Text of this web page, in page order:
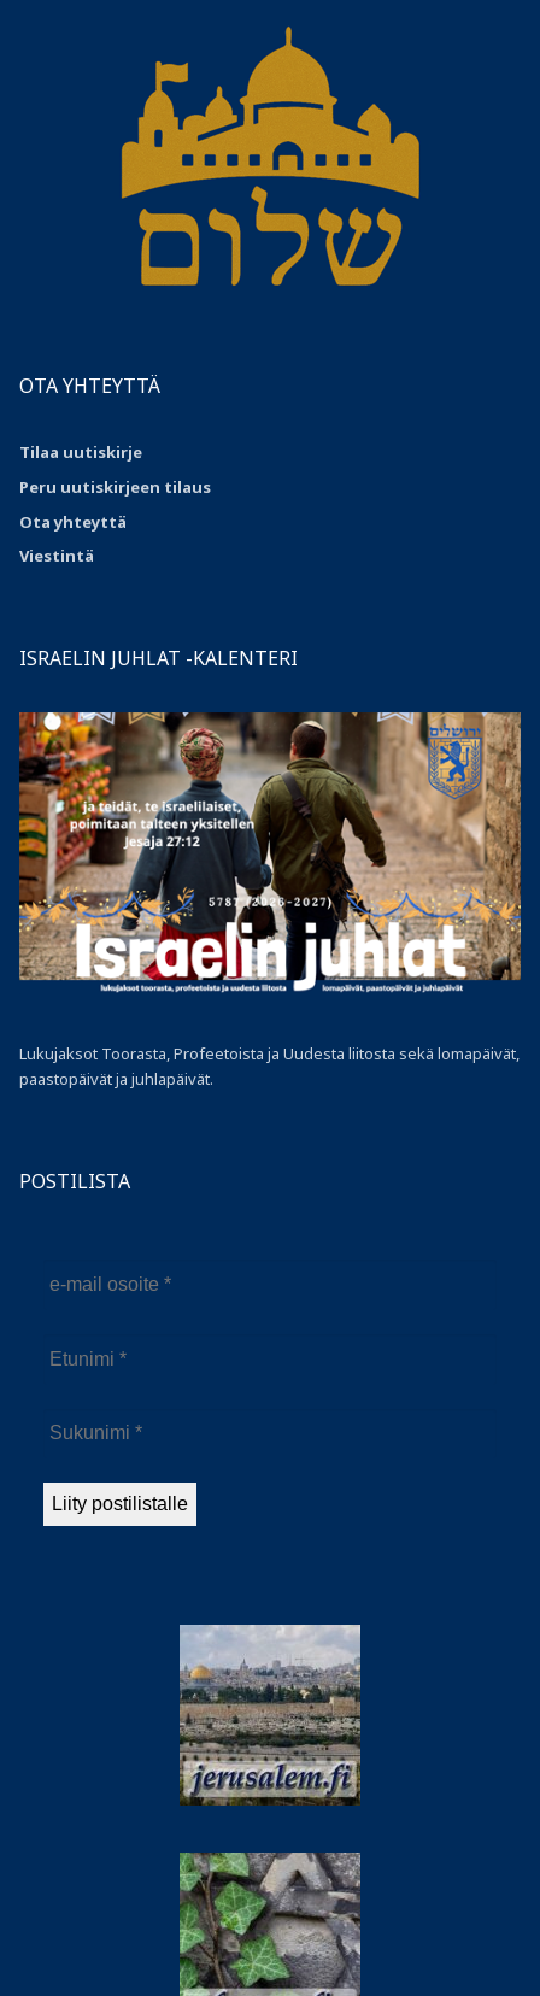
OTA YHTEYTTÄ
Tilaa uutiskirje
Peru uutiskirjeen tilaus
Otayhteyttä
Viestintä
ISRAELIN JUHLAT -KALENTERI
Lukujaksot Toorasta, Profeetoista ja Uudesta liitosta sekä lomapäivät,
paastopäivät ja juhlapäivät.
POSTILISTA